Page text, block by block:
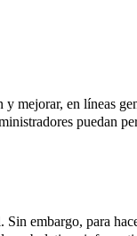
mejorar, en líneas
puedan
embargo, para